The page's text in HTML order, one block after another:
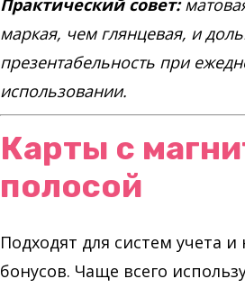
Практический совет:
маркая, чем глянцевая, и
презентабельность при
использовании.
Карты с
полосой
Подходят для систем учета и
бонусов. Чаще всего